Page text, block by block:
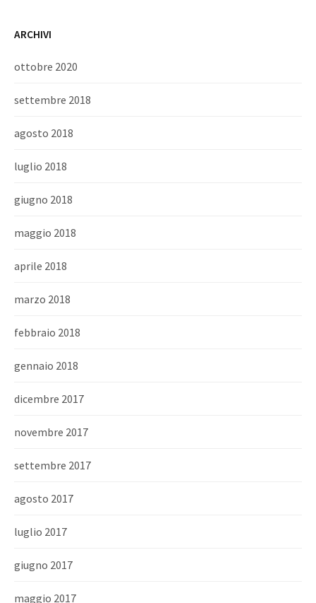
ARCHIVI
ottobre 2020
settembre 2018
agosto 2018
luglio 2018
giugno 2018
maggio 2018
aprile 2018
marzo 2018
febbraio 2018
gennaio 2018
dicembre 2017
novembre 2017
settembre 2017
agosto 2017
luglio 2017
giugno 2017
maggio 2017